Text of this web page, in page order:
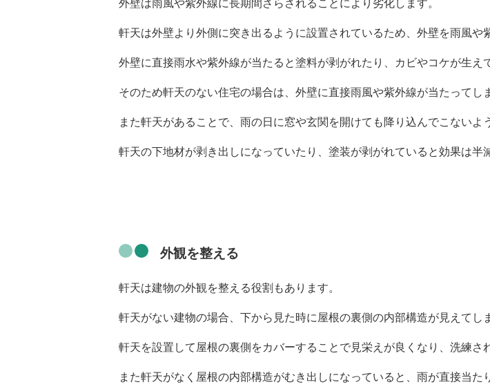
外壁は雨風や紫外線に長期間さらされることにより劣化します。
軒天は外壁より外側に突き出るように設置されているため、外壁を雨風や
外壁に直接雨水や紫外線が当たると塗料が剥がれたり、カビやコケが生え
そのため軒天のない住宅の場合は、外壁に直接雨風や紫外線が当たってし
また軒天があることで、雨の日に窓や玄関を開けても降り込んでこないよ
軒天の下地材が剥き出しになっていたり、塗装が剥がれていると効果は半
外観を整える
軒天は建物の外観を整える役割もあります。
軒天がない建物の場合、下から見た時に屋根の裏側の内部構造が見えてし
軒天を設置して屋根の裏側をカバーすることで見栄えが良くなり、洗練さ
また軒天がなく屋根の内部構造がむき出しになっていると、雨が直接当た